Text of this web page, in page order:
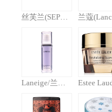
丝芙兰(SEPHORA) 兰蔻
Laneige/兰芝 雪纱丝柔防晒隔离霜 #40紫色 30ml